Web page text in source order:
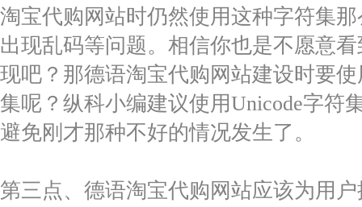
淘宝代购网站时仍然使用这种字符集
出现乱码等问题。相信你也是不愿意
现吧？那德语淘宝代购网站建设时要
集呢？纵科小编建议使用Unicode字符
避免刚才那种不好的情况发生了。
第三点、德语淘宝代购网站应该为用